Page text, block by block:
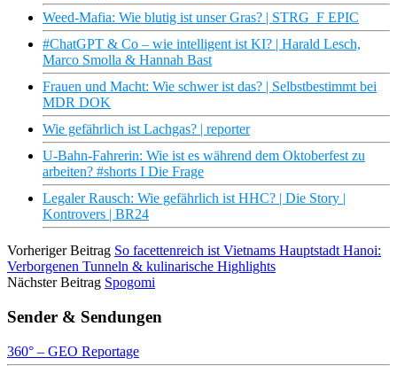
Weed-Mafia: Wie blutig ist unser Gras? | STRG_F EPIC
#ChatGPT & Co – wie intelligent ist KI? | Harald Lesch,
Marco Smolla & Hannah Bast
Frauen und Macht: Wie schwer ist das? | Selbstbestimmt bei
MDR DOK
Wie gefährlich ist Lachgas? | reporter
U-Bahn-Fahrerin: Wie ist es während dem Oktoberfest zu
arbeiten? #shorts I Die Frage
Legaler Rausch: Wie gefährlich ist HHC? | Die Story |
Kontrovers | BR24
Vorheriger Beitrag So facettenreich ist Vietnams Hauptstadt Hanoi:
Verborgenen Tunneln & kulinarische Highlights
Nächster Beitrag Spogomi
Sender & Sendungen
360° – GEO Reportage